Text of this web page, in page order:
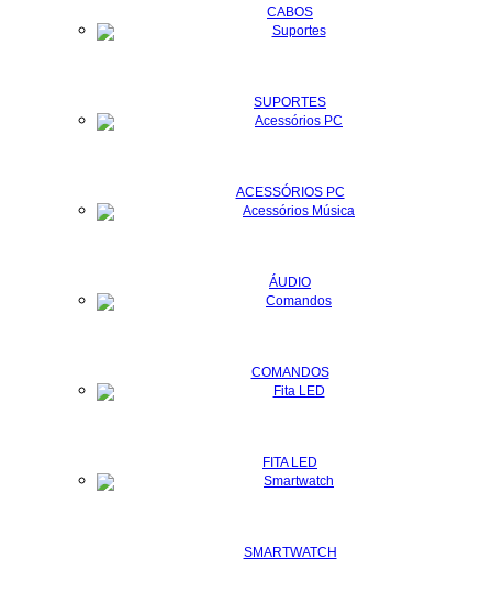
CABOS
SUPORTES
ACESSÓRIOS PC
ÁUDIO
COMANDOS
FITA LED
SMARTWATCH